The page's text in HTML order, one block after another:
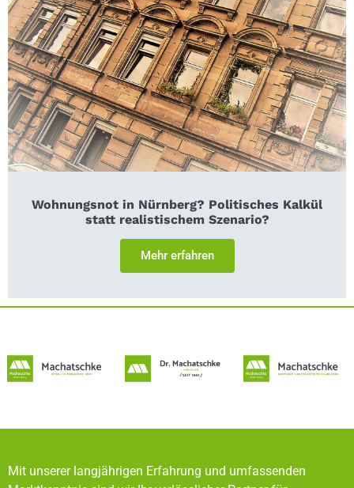
Wohnungsnot in Nürnberg? Politisches Kalkül
statt realistischem Szenario?
Mehr erfahren
Mit unserer langjährigen Erfahrung und umfassenden